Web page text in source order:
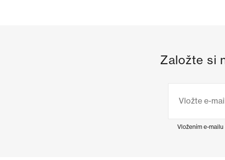
Založte si
Vložením e-